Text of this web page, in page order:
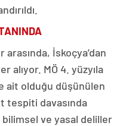
İskoçya’dan
alıyor. MÖ 4. yüzyıla
ait olduğu düşünülen
tespiti davasında
ve yasal deliller